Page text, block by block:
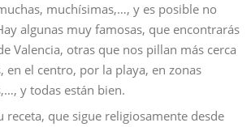
muchísimas,…, y es posible no
algunas muy famosas, que encontrarás
Valencia, otras que nos pillan más cerca
en el centro, por la playa, en zonas
y todas están bien.
receta, que sigue religiosamente desde